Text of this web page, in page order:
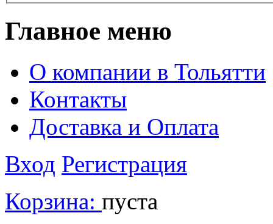
Главное меню
О компании в Тольятти
Контакты
Доставка и Оплата
Вход Регистрация
Корзина: пуста